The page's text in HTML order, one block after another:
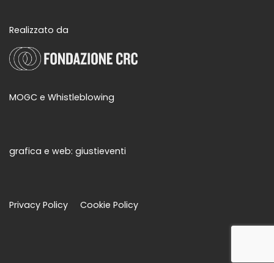
Realizzato da
MOGC e Whistleblowing
grafica e web: giustieventi
Privacy Policy Cookie Policy